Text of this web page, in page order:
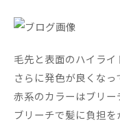
毛先と表面のハイラ
さらに発色が良くなっ
赤系のカラーはブリ
ブリーチで髪に負担